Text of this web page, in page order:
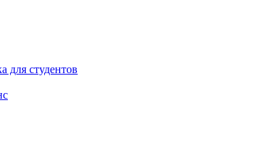
для студентов